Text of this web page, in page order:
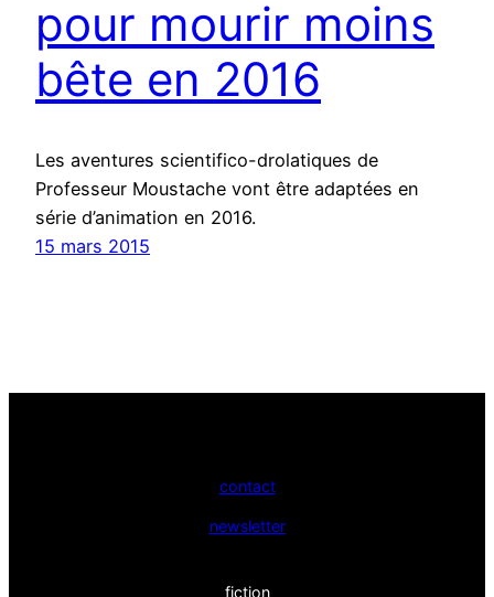
pour mourir moins
bête en 2016
Les aventures scientifico-drolatiques de
Professeur Moustache vont être adaptées en
série d’animation en 2016.
15 mars 2015
contact
newsletter
fiction